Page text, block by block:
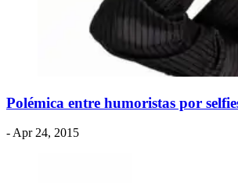
Polémica entre humoristas por
- Apr 24, 2015